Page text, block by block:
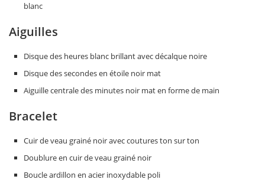
blanc
Aiguilles
Disque des heures blanc brillant avec décalque noire
Disque des secondes en étoile noir mat
Aiguille centrale des minutes noir mat en forme de main
Bracelet
Cuir de veau grainé noir avec coutures ton sur ton
Doublure en cuir de veau grainé noir
Boucle ardillon en acier inoxydable poli